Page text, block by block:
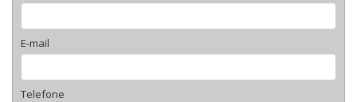
E-mail
Telefone